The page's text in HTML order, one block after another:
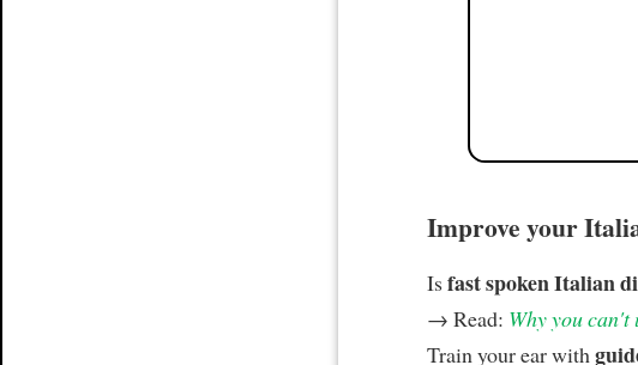
Improve your
Isfast spoken Italian
→ Read: Why you
Train your ear with